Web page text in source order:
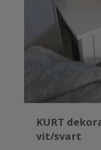
KURT
vit/svart